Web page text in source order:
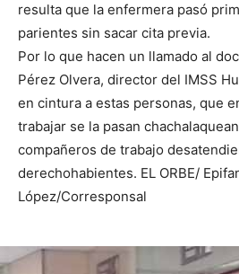
resulta que la enfermera pasó
parientes sin sacar cita previa.
Por lo que hacen un llamado al
Pérez Olvera, director del IMSS
en cintura a estas personas, que
trabajar se la pasan
compañeros de trabajo
derechohabientes. EL ORBE/
López/Corresponsal